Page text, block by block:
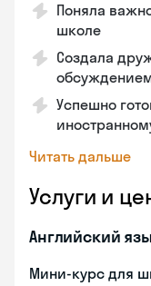
Поняла
школе
Создала
Успешно
Читать дальше
Услуги и
Английский
Мини-курс для